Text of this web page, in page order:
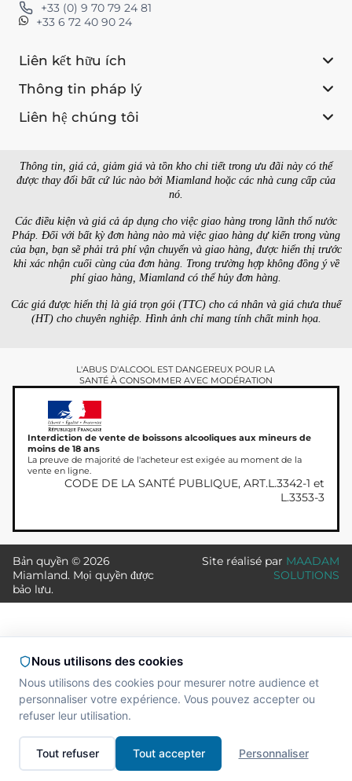
+33 (0) 9 70 79 24 81
+33 6 72 40 90 24
Liên kết hữu ích
Thông tin pháp lý
Liên hệ chúng tôi
Thông tin, giá cả, giảm giá và tồn kho chi tiết trong ưu đãi này có thể
được thay đổi bất cứ lúc nào bởi Miamland hoặc các nhà cung cấp của
nó.
Các điều kiện và giá cả áp dụng cho việc giao hàng trong lãnh thổ nước
Pháp. Đối với bất kỳ đơn hàng nào mà việc giao hàng dự kiến trong vùng
của bạn, bạn sẽ phải trả phí vận chuyển và giao hàng, được hiển thị trước
khi xác nhận cuối cùng của đơn hàng. Trong trường hợp không đồng ý về
phí giao hàng, Miamland có thể hủy đơn hàng.
Các giá được hiển thị là giá trọn gói (TTC) cho cá nhân và giá chưa thuế
(HT) cho chuyên nghiệp. Hình ảnh chỉ mang tính chất minh họa.
L'ABUS D'ALCOOL EST DANGEREUX POUR LA
SANTÉ À CONSOMMER AVEC MODÉRATION
Interdiction de vente de boissons alcooliques aux mineurs de
moins de 18 ans
La preuve de majorité de l'acheteur est exigée au moment de la
vente en ligne.
CODE DE LA SANTÉ PUBLIQUE, ART.L.3342-1 et
L.3353-3
Bản quyền © 2026
Miamland. Mọi quyền được
bảo lưu.
Site réalisé par MAADAM
SOLUTIONS
Nous utilisons des cookies
Nous utilisons des cookies pour mesurer notre audience et
personnaliser votre expérience. Vous pouvez accepter ou
refuser leur utilisation.
Tout refuser Tout accepter Personnaliser